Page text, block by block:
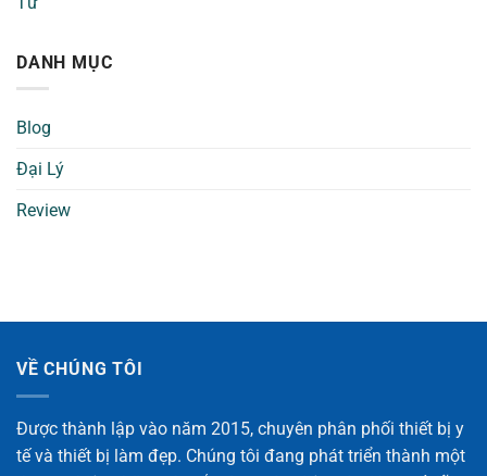
DANH MỤC
Blog
Đại Lý
Review
VỀ CHÚNG TÔI
Được thành lập vào năm 2015, chuyên phân phối thiết bị y
tế và thiết bị làm đẹp. Chúng tôi đang phát triển thành một